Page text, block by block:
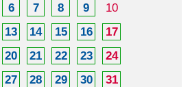
6 7 8 9
10
13 14 15 16
17
20 21 22 23
24
27 28 29 30
31